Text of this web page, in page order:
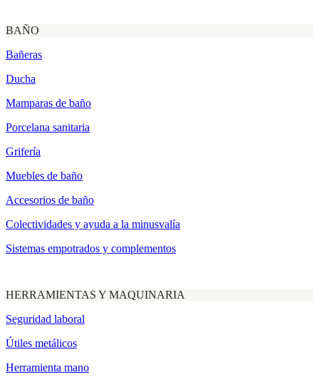
BAÑO
Bañeras
Ducha
Mamparas de baño
Porcelana sanitaria
Grifería
Muebles de baño
Accesorios de baño
Colectividades y ayuda a la minusvalía
Sistemas empotrados y complementos
HERRAMIENTAS Y MAQUINARIA
Seguridad laboral
Útiles metálicos
Herramienta mano